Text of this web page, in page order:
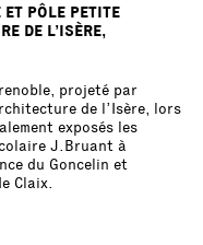
PÔLE PETITE
DE L’ISÈRE,
projeté par
de l’Isère, lors
exposés les
J.Bruant à
du Goncelin et
Claix.